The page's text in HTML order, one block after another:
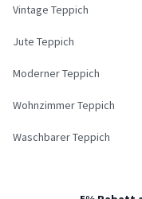
Vintage Teppich
Jute Teppich
Moderner Teppich
Wohnzimmer Teppich
Waschbarer Teppich